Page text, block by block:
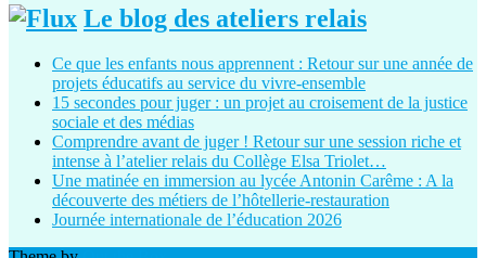
Le blog des ateliers relais
Ce que les enfants nous apprennent : Retour sur une année de
projets éducatifs au service du vivre-ensemble
15 secondes pour juger : un projet au croisement de la justice
sociale et des médias
Comprendre avant de juger ! Retour sur une session riche et
intense à l’atelier relais du Collège Elsa Triolet…
Une matinée en immersion au lycée Antonin Carême : A la
découverte des métiers de l’hôtellerie-restauration
Journée internationale de l’éducation 2026